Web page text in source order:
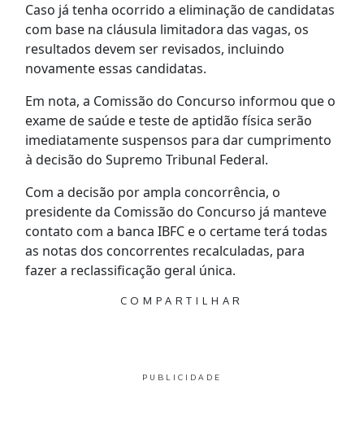
Caso já tenha ocorrido a eliminação de candidatas
com base na cláusula limitadora das vagas, os
resultados devem ser revisados, incluindo
novamente essas candidatas.
Em nota, a Comissão do Concurso informou que o
exame de saúde e teste de aptidão física serão
imediatamente suspensos para dar cumprimento
à decisão do Supremo Tribunal Federal.
Com a decisão por ampla concorrência, o
presidente da Comissão do Concurso já manteve
contato com a banca IBFC e o certame terá todas
as notas dos concorrentes recalculadas, para
fazer a reclassificação geral única.
COMPARTILHAR
PUBLICIDADE